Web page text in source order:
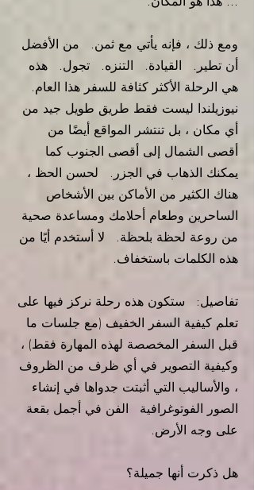
ومع ذلك ، فإنه يأتي مع ثمن.
من الأفضل
أن تطير.
القيادة. التنزه. تجول.
هذه
هي الرحلة الأكثر كثافة للسفر هذا العام.
نيوزيلندا ليست فقط طريق طويل جيد من
أي مكان ، بل تنتشر المواقع أيضًا من
أقصى الشمال إلى أقصى الجنوب كما
يمكنك الذهاب في الجزر.
لحسن الحظ ،
هناك الكثير من الأماكن بين الأشخاص
الساحرين وطعام أحلامك ومساعدة صحية
من روعة لحظة بلحظة.
لا أستخدم أيًا من
هذه الكلمات باستخفاف.
تفاصيل:
ستكون هذه رحلة نركز فيها على
تعلم كيفية السفر الخفيف (مع جلسات ما
قبل السفر المخصصة لهذه المهارة فقط) ،
وكيفية التصوير في أي ظرف من الظروف
، والأساليب التي أثبتت جدواها في إنشاء
الصور الفوتوغرافية
الفن في أجمل بقعة
على وجه الأرض.
هل ذكرت أنها جميلة؟